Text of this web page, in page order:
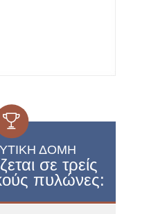
ΔΟΜΉ
σε τρείς
πυλώνες: